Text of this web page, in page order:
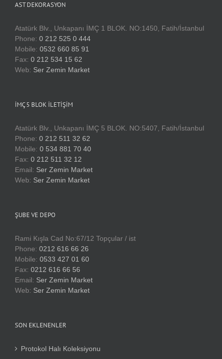
AST DEKORASYON
Atatürk Blv., Unkapanı İMÇ 1 BLOK. NO:1450, Fatih/İstanbul
Phone: 0 212 525 0 444
Mobile: 0532 660 85 91
Fax: 0 212 534 15 62
Web: Ser Zemin Market
İMÇ 5 BLOK İLETIŞIM
Atatürk Blv., Unkapanı İMÇ 5 BLOK. NO:5407, Fatih/İstanbul
Phone: 0 212 511 32 62
Mobile: 0 534 881 70 40
Fax: 0 212 511 32 12
Email: Ser Zemin Market
Web: Ser Zemin Market
ŞUBE VE DEPO
Rami Kışla Cad No:67/12 Topçular / ist
Phone: 0212 616 66 26
Mobile: 0533 427 01 60
Fax: 0212 616 66 56
Email: Ser Zemin Market
Web: Ser Zemin Market
SON EKLENENLER
Protokol Halı Koleksiyonu